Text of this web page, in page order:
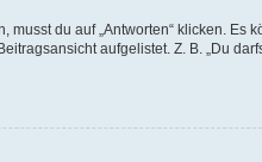
du auf „Antworten“ klicken. Es
aufgelistet. Z. B. „Du